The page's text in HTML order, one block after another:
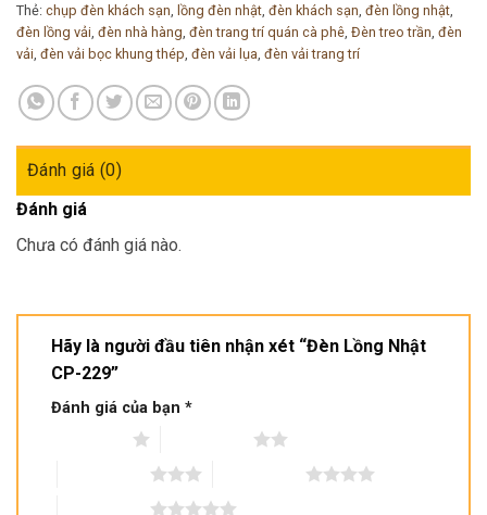
Thẻ: chụp đèn khách sạn lồng đèn nhật đèn khách sạn đèn lồng nhật
đèn lồng vải đèn nhà hàng đèn trang trí quán cà phê Đèn treo trần đèn
vải đèn vải bọc khung thép đèn vải lụa đèn vải trang trí
Đánh giá (0)
Đánh giá
Chưa có đánh giá nào.
Hãy là người đầu tiên nhận xét “Đèn Lồng Nhật
CP-229”
Đánh giá của bạn *